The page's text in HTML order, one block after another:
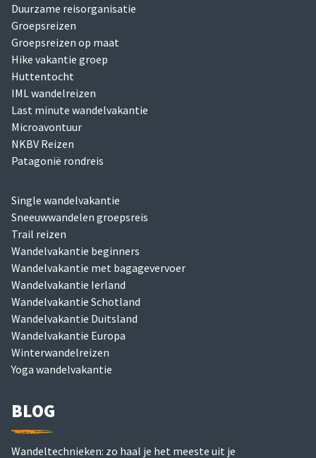
Duurzame reisorganisatie
Groepsreizen
Groepsreizen op maat
Hike vakantie groep
Huttentocht
IML wandelreizen
Last minute wandelvakantie
Microavontuur
NKBV Reizen
Patagonië rondreis
Single wandelvakantie
Sneeuwwandelen groepsreis
Trail reizen
Wandelvakantie beginners
Wandelvakantie met bagagevervoer
Wandelvakantie Ierland
Wandelvakantie Schotland
Wandelvakantie Duitsland
Wandelvakantie Europa
Winterwandelreizen
Yoga wandelvakantie
BLOG
Wandeltechnieken: zo haal je het meeste uit je